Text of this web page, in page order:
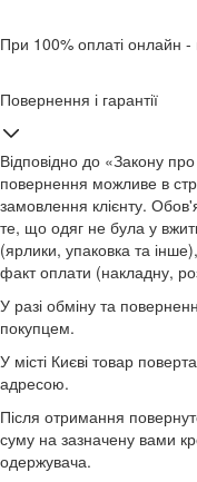
При 100% оплаті онлайн
Повернення і гарантії
Відповідно до «Закону
повернення можливе в
замовлення клієнту.
те, що одяг не була у
(ярлики, упаковка та
факт оплати (накладну,
У разі обміну та
покупцем.
У місті Києві товар
адресою.
Після отримання
суму на зазначену вами
одержувача.